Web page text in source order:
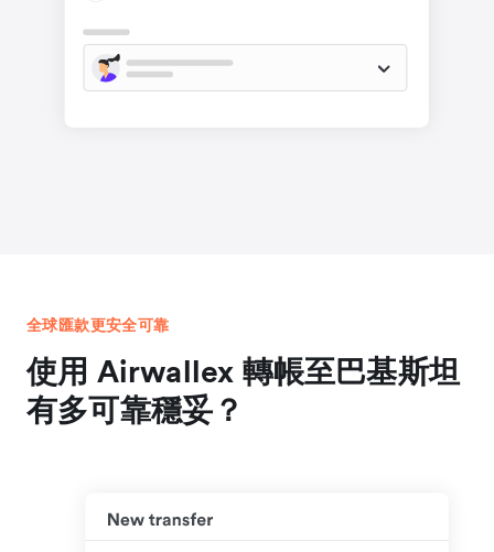
全球匯款更安全可靠
使用 Airwallex 轉帳至巴基斯坦
有多可靠穩妥？